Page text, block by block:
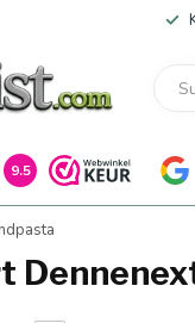
9.5